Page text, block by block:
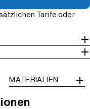
Tarife oder
MATERIALIEN